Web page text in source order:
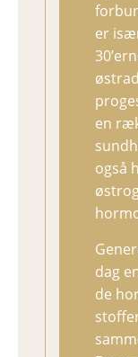
er
en
også
dag
de